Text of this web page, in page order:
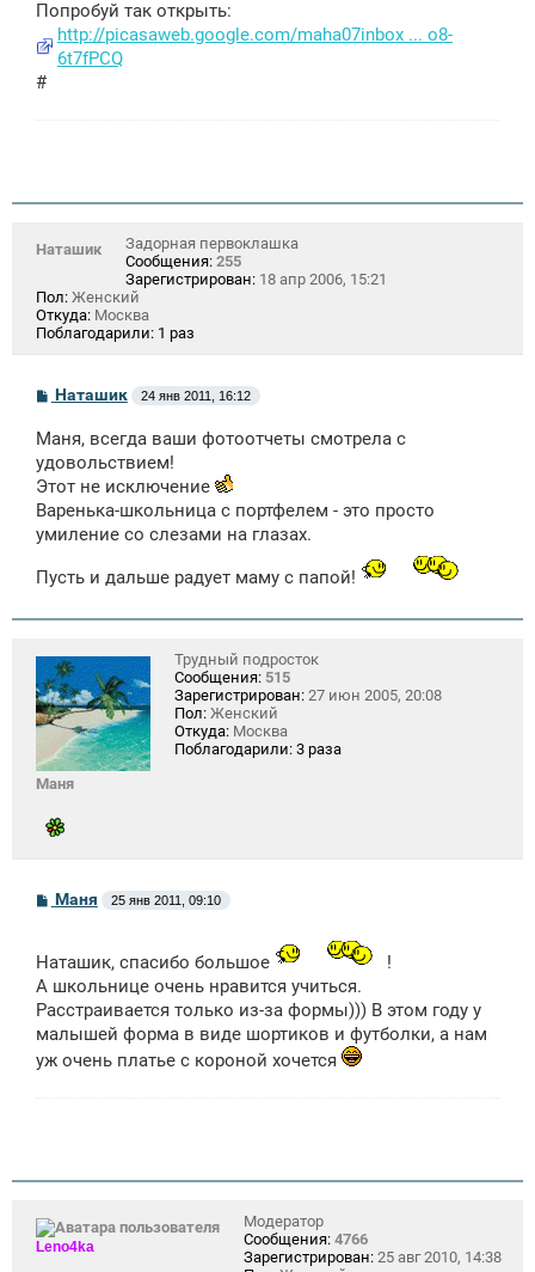
щ
н
и
Попробуй так открыть:
http://picasaweb.google.com/maha07inbox ... o8-
6t7fPCQ
#
Наташик
Задорная первоклашка
Сообщения: 255
Зарегистрирован: 18 апр 2006, 15:21
Пол: Женский
Откуда: Москва
Поблагодарили: 1 раз
С
о
б
щ
е
н
и
Наташик 24 янв 2011, 16:12
Маня, всегда ваши фотоотчеты смотрела с
удовольствием!
Этот не исключение
Варенька-школьница с портфелем - это просто
умиление со слезами на глазах.
Пусть и дальше радует маму с папой!
Маня
Трудный подросток
Сообщения: 515
Зарегистрирован: 27 июн 2005, 20:08
Пол: Женский
Откуда: Москва
Поблагодарили: 3 раза
С
о
щ
е
н
и
е
Маня 25 янв 2011, 09:10
Наташик, спасибо большое
!
А школьнице очень нравится учиться.
Расстраивается только из-за формы))) В этом году у
малышей форма в виде шортиков и футболки, а нам
уж очень платье с короной хочется
Leno4ka
Модератор
Сообщения: 4766
Зарегистрирован: 25 авг 2010, 14:38